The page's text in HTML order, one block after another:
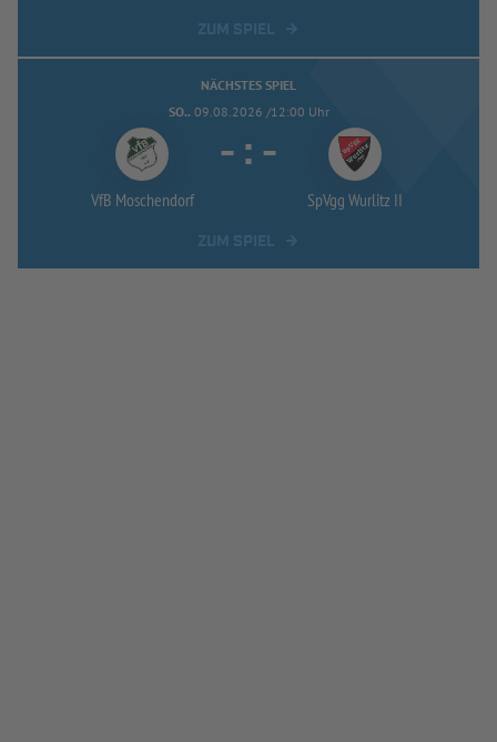
NÄCHSTES SPIEL
SO.. 09.08.2026 /12:00 Uhr
VfB Moschendorf
- : -
SpVgg Wurlitz II